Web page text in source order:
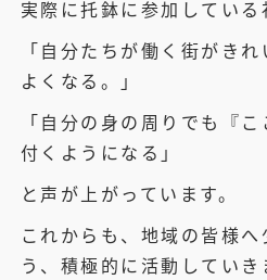
実際に托鉢に参加している
「自分たちが働く街がき
よくなる。」
「自分の身の周りでも『
付くようになる」
と声が上がっています。
これからも、地域の皆様
う、積極的に活動していき